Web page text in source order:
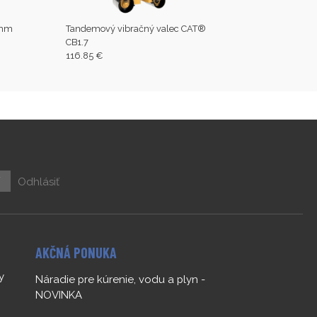
Tandemový vibračný valec CAT®
CB1.7
116.85 €
Odhlásiť
AKČNÁ PONUKA
Náradie pre kúrenie, vodu a plyn -
NOVINKA